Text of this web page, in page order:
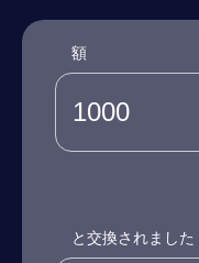
額
と交換されました